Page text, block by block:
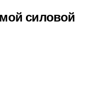
силовой